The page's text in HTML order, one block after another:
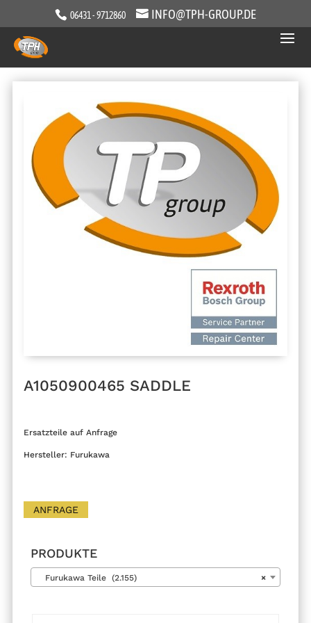
06431 - 9712860 INFO@TPH-GROUP.DE
A1050900465 SADDLE
Ersatzteile auf Anfrage
Hersteller: Furukawa
ANFRAGE
PRODUKTE
×
Furukawa Teile (2.155)